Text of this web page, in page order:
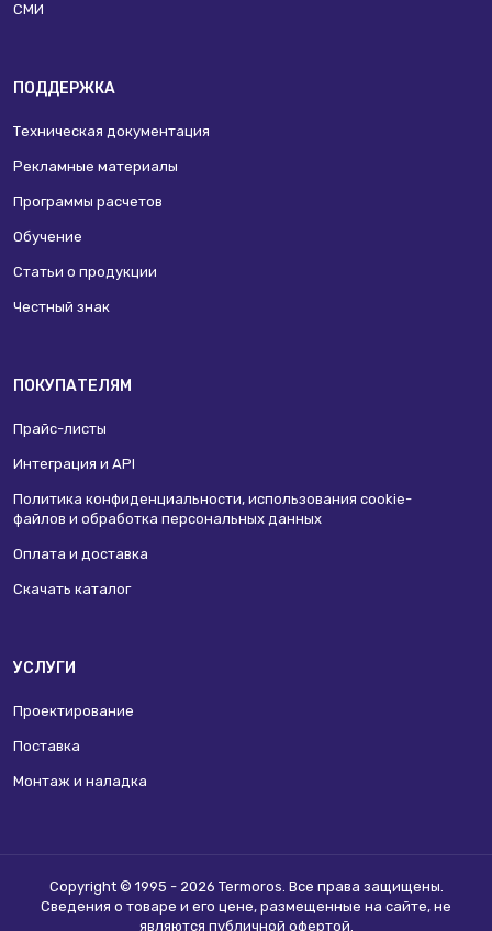
СМИ
ПОДДЕРЖКА
Техническая документация
Рекламные материалы
Программы расчетов
Обучение
Статьи о продукции
Честный знак
ПОКУПАТЕЛЯМ
Прайс-листы
Интеграция и API
Политика конфиденциальности, использования сookie-
файлов и обработка персональных данных
Оплата и доставка
Скачать каталог
УСЛУГИ
Проектирование
Поставка
Монтаж и наладка
Copyright © 1995 - 2026 Termoros. Все права защищены.
Сведения о товаре и его цене, размещенные на сайте, не
являются публичной офертой.